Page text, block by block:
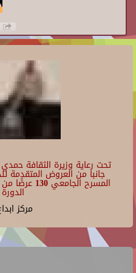
تحت رعاية وزيرة الثقافة
جانبا من العروض المتقدمة
المسرح
مركز